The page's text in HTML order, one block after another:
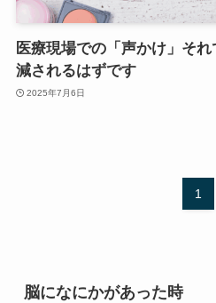
医療現場での「声かけ」そ
減されるはずです
2025年7月6日
1
脳になにかがあった時